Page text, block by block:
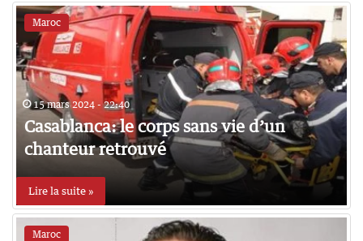
Maroc
15 mars 2024 - 22:40
Casablanca: le corps sans vie d’un
chanteur retrouvé
Lire la suite »
Maroc